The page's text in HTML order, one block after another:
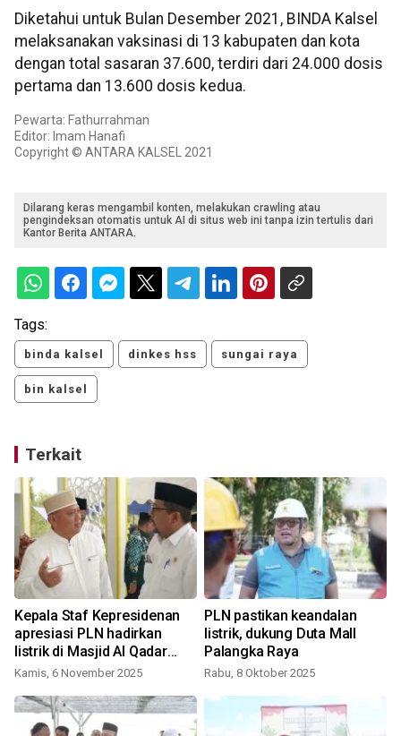
Diketahui untuk Bulan Desember 2021, BINDA Kalsel
melaksanakan vaksinasi di 13 kabupaten dan kota
dengan total sasaran 37.600, terdiri dari 24.000 dosis
pertama dan 13.600 dosis kedua.
Pewarta: Fathurrahman
Editor: Imam Hanafi
Copyright © ANTARA KALSEL 2021
Dilarang keras mengambil konten, melakukan crawling atau
pengindeksan otomatis untuk AI di situs web ini tanpa izin tertulis dari
Kantor Berita ANTARA.
Tags:
binda kalsel dinkes hss sungai raya
bin kalsel
Terkait
Kepala Staf Kepresidenan
apresiasi PLN hadirkan
listrik di Masjid Al Qadar
Palangkaraya
Kamis, 6 November 2025
PLN pastikan keandalan
listrik, dukung Duta Mall
Palangka Raya
Rabu, 8 Oktober 2025